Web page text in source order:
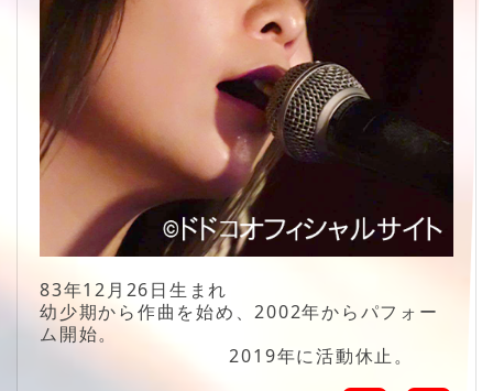
83年12月26日生まれ
幼少期から作曲を始め、2002年からパフォー
ム開始。
2019年に活動休止。